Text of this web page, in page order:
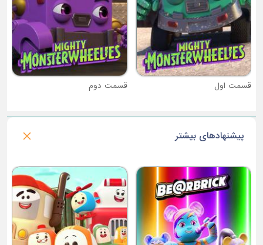
قسمت دوم
پیشنهادهای بیشتر
فصل 3 : واندلا